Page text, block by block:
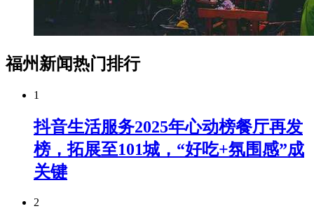
福州新闻热门排行
1
抖音生活服务2025年心动榜餐厅再发
榜，拓展至101城，“好吃+氛围感”成
关键
2